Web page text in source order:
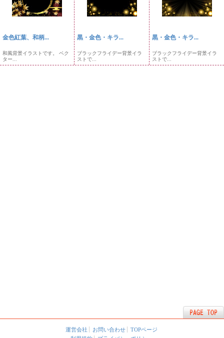
金色紅葉、和柄...
和風背景イラストです。 ベク
ター...
黒・金色・キラ...
ブラックフライデー背景イラ
ストで...
黒・金色・キラ...
ブラックフライデー背景イラ
ストで...
運営会社 お問い合わせ
TOPページ